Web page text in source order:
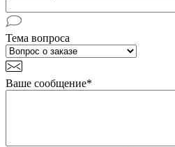
Тема вопроса
Ваше сообщение*